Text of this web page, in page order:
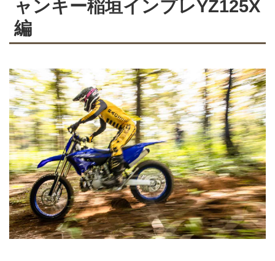
ャンキー稲垣インプレYZ125X
編